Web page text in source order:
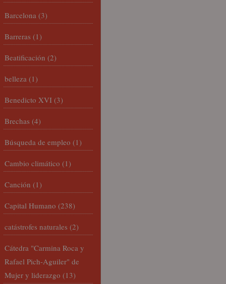
Barcelona (3)
Barreras (1)
Beatificación (2)
belleza (1)
Benedicto XVI (3)
Brechas (4)
Búsqueda de empleo (1)
Cambio climático (1)
Canción (1)
Capital Humano (238)
catástrofes naturales (2)
Cátedra "Carmina Roca y
Rafael Pich-Aguiler" de
Mujer y liderazgo (13)